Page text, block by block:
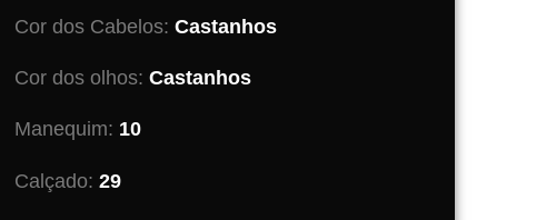
Cor dos Cabelos: Castanhos
Cor dos olhos: Castanhos
Manequim: 10
Calçado: 29